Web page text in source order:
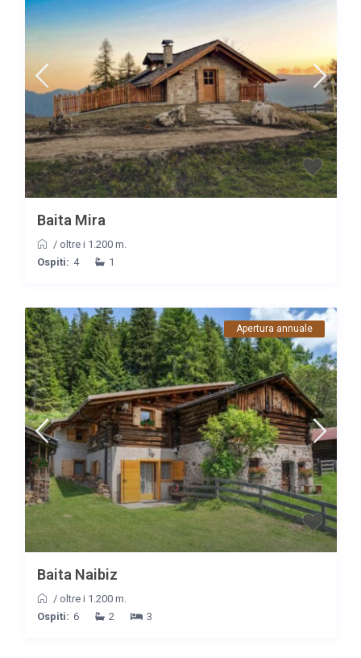
Baita Mira
/ oltre i 1.200 m.
Ospiti: 4 1
Apertura annuale
Baita Naibiz
/ oltre i 1.200 m.
Ospiti: 6 2 3